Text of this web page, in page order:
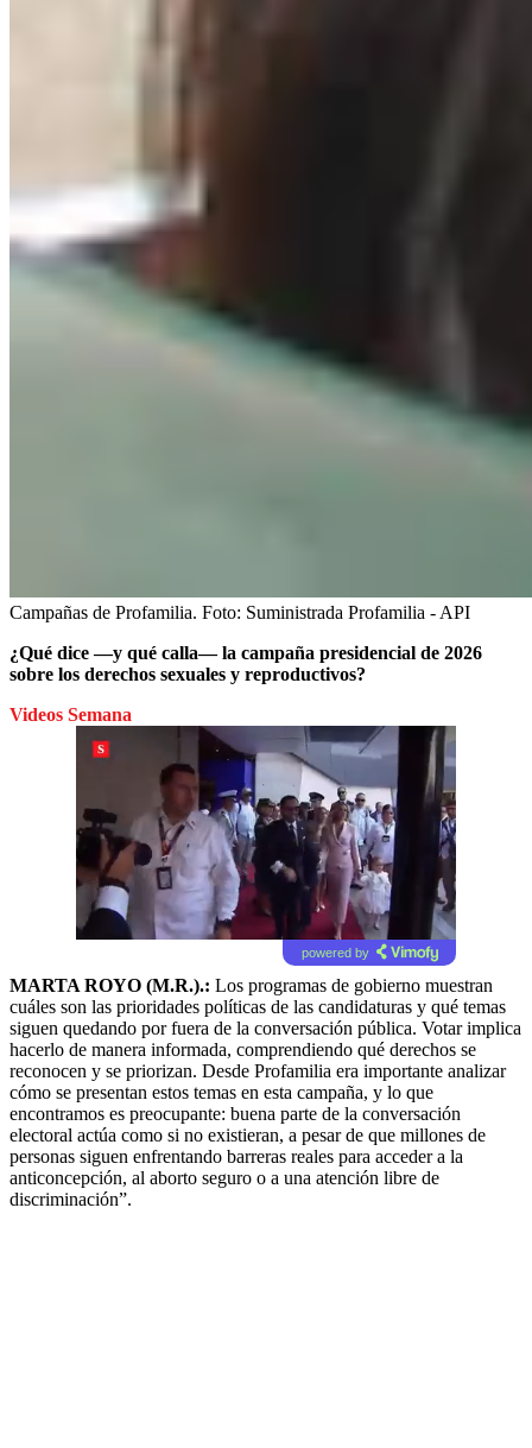
Campañas de Profamilia. Foto: Suministrada Profamilia - API
¿Qué dice —y qué calla— la campaña presidencial de 2026
sobre los derechos sexuales y reproductivos?
Videos Semana
powered by
MARTA ROYO (M.R.).: Los programas de gobierno muestran
cuáles son las prioridades políticas de las candidaturas y qué temas
siguen quedando por fuera de la conversación pública. Votar implica
hacerlo de manera informada, comprendiendo qué derechos se
reconocen y se priorizan. Desde Profamilia era importante analizar
cómo se presentan estos temas en esta campaña, y lo que
encontramos es preocupante: buena parte de la conversación
electoral actúa como si no existieran, a pesar de que millones de
personas siguen enfrentando barreras reales para acceder a la
anticoncepción, al aborto seguro o a una atención libre de
discriminación”.